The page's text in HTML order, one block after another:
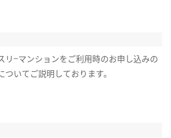
リ−マンションをご利用時のお申し込みの
ついてご説明しております。